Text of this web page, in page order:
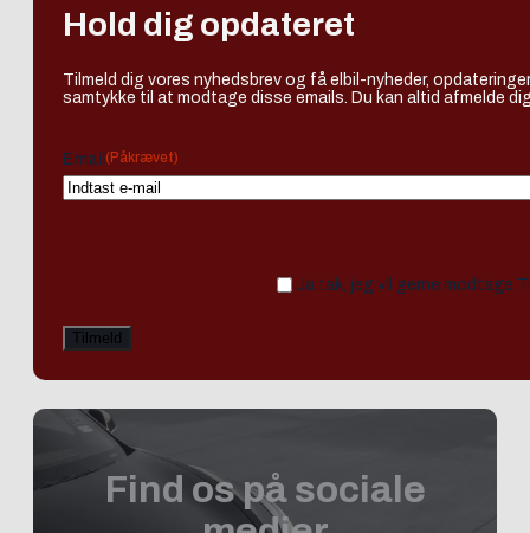
Hold dig opdateret
Tilmeld dig vores nyhedsbrev og få elbil-nyheder,
samtykke til at modtage disse emails. Du kan altid afmelde
Email (Påkrævet)
Ja tak, jeg vil gerne modtage
Find os på sociale